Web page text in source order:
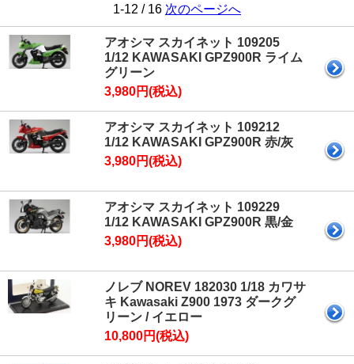
1-12 / 16 次のページへ
アオシマ スカイネット 109205
1/12 KAWASAKI GPZ900R ライム
グリーン
3,980円(税込)
アオシマ スカイネット 109212
1/12 KAWASAKI GPZ900R 赤/灰
3,980円(税込)
アオシマ スカイネット 109229
1/12 KAWASAKI GPZ900R 黒/金
3,980円(税込)
ノレブ NOREV 182030 1/18 カワサ
キ Kawasaki Z900 1973 ダークグ
リーン / イエロー
10,800円(税込)